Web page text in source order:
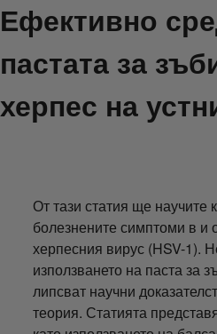
Ефективно
пастата за
херпес на
От тази статия ще научите
болезнените симптоми в и
херпесния вирус (HSV-1).
използването на паста за
липсват научни
теория. Статията